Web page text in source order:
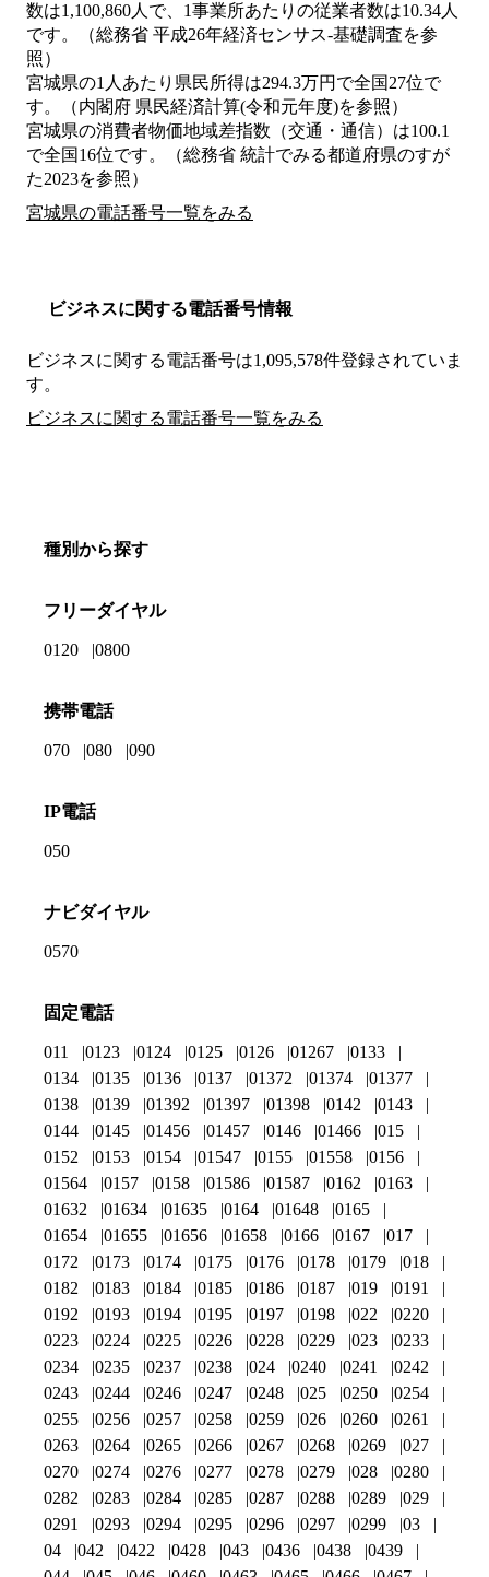
数は1,100,860人で、1事業所あたりの従業者数は10.34人
です。（総務省 平成26年経済センサス‐基礎調査を参
照）
宮城県の1人あたり県民所得は294.3万円で全国27位で
す。（内閣府 県民経済計算(令和元年度)を参照）
宮城県の消費者物価地域差指数（交通・通信）は100.1
で全国16位です。（総務省 統計でみる都道府県のすが
た2023を参照）
宮城県の電話番号一覧をみる
ビジネスに関する電話番号情報
ビジネスに関する電話番号は1,095,578件登録されていま
す。
ビジネスに関する電話番号一覧をみる
種別から探す
フリーダイヤル
0120 0800
携帯電話
070 080 090
IP電話
050
ナビダイヤル
0570
固定電話
011 0123 0124 0125 0126 01267
0133
0134
0135 0136 0137 01372 01374
01377
0138
0139 01392 01397 01398 0142
0143
0144
0145 01456 01457 0146 01466
015
0152
0153 0154 01547 0155 01558
0156
01564
0157 0158 01586 01587 0162
0163
01632
01634 01635 0164 01648
0165
01654
01655 01656 01658 0166 0167
017
0172
0173 0174 0175 0176 0178 0179
018
0182
0183 0184 0185 0186 0187 019
0191
0192
0193 0194 0195 0197 0198 022
0220
0223
0224 0225 0226 0228 0229 023
0233
0234
0235 0237 0238 024 0240 0241
0242
0243
0244 0246 0247 0248 025 0250
0254
0255
0256 0257 0258 0259 026 0260
0261
0263
0264 0265 0266 0267 0268 0269
027
0270
0274 0276 0277 0278 0279 028
0280
0282
0283 0284 0285 0287 0288 0289
029
0291
0293 0294 0295 0296 0297 0299
03
04
042 0422 0428 043 0436 0438
0439